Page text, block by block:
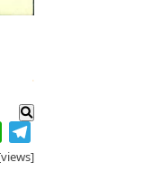
.
[views]